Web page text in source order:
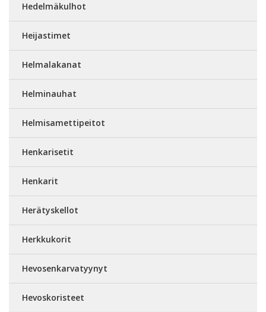
Hedelmäkulhot
Heijastimet
Helmalakanat
Helminauhat
Helmisamettipeitot
Henkarisetit
Henkarit
Herätyskellot
Herkkukorit
Hevosenkarvatyynyt
Hevoskoristeet